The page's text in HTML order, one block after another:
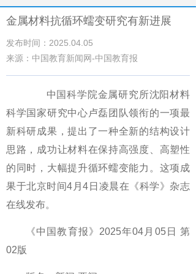
金属材料抗循环蠕变研究有新进展
发布时间：2025.04.05
来源：中国教育新闻网-中国教育报
中国科学院金属研究所沈阳材料
科学国家研究中心卢磊团队领衔的一项最
新科研成果，提出了一种全新的结构设计
思路，成功让材料在保持高强度、高塑性
的同时，大幅提升循环蠕变能力。这项成
果于北京时间4月4日凌晨在《科学》杂志
在线发布。
《中国教育报》2025年04月05日 第
02版